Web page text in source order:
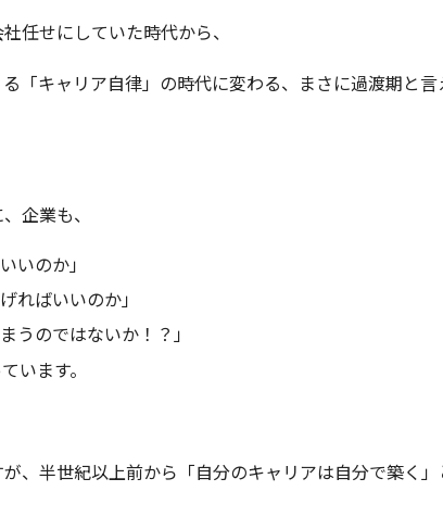
任せにしていた時代から、
「キャリア自律」の時代に変わる、まさに過渡期と言
企業も、
いのか」
ればいいのか」
うのではないか！？」
います。
、 半世紀以上前から「自分のキャリアは自分で築く」